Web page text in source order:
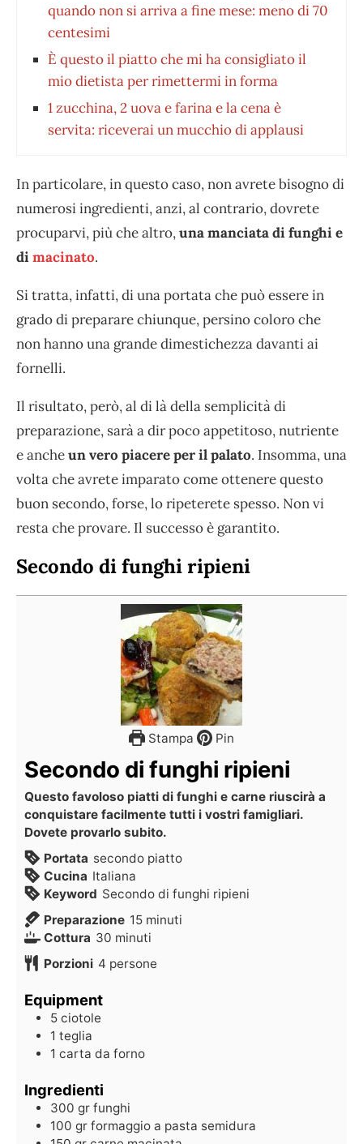
quando non si arriva a fine mese: meno di 70
centesimi
È questo il piatto che mi ha consigliato il
mio dietista per rimettermi in forma
1 zucchina, 2 uova e farina e la cena è
servita: riceverai un mucchio di applausi
In particolare, in questo caso, non avrete bisogno di
numerosi ingredienti, anzi, al contrario, dovrete
procuparvi, più che altro,unamanciata di funghie
dimacinato.
Si tratta, infatti, di una portata che può essere in
grado di preparare chiunque, persino coloro che
non hanno una grande dimestichezza davanti ai
fornelli.
Il risultato, però, al di là della semplicità di
preparazione, sarà a dir poco appetitoso, nutriente
e ancheun vero piacere per il palato. Insomma, una
volta che avrete imparato come ottenere questo
buon secondo, forse, lo ripeterete spesso. Non vi
resta che provare. Il successo è garantito.
Secondo di funghi ripieni
Stampa Pin
Secondo di funghi ripieni
Questo favoloso piatti di funghi e carne riuscirà a
conquistare facilmente tutti i vostri famigliari.
Dovete provarlo subito.
Portata secondo piatto
Cucina Italiana
Keyword Secondo di funghi ripieni
Preparazione 15 minuti
Cottura 30 minuti
Porzioni 4 persone
Equipment
5 ciotole
1 teglia
1 carta da forno
Ingredienti
300 gr funghi
100 gr formaggio a pasta semidura